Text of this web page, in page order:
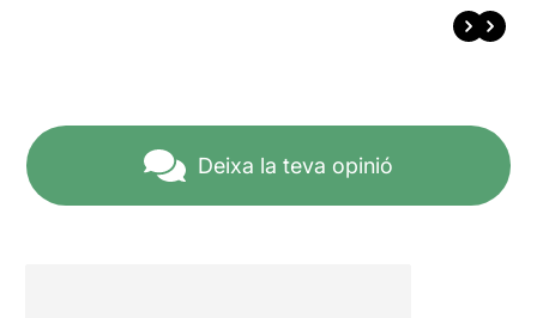
Deixa la teva opinió